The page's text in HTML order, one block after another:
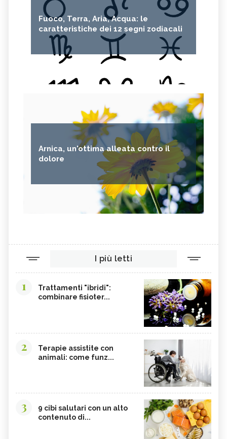
Fuoco, Terra, Aria, Acqua: le
caratteristiche dei 12 segni zodiacali
Arnica, un'ottima alleata contro il
dolore
I più letti
1
Trattamenti "ibridi":
combinare fisioter...
2
Terapie assistite con
animali: come funz...
3
9 cibi salutari con un alto
contenuto di...